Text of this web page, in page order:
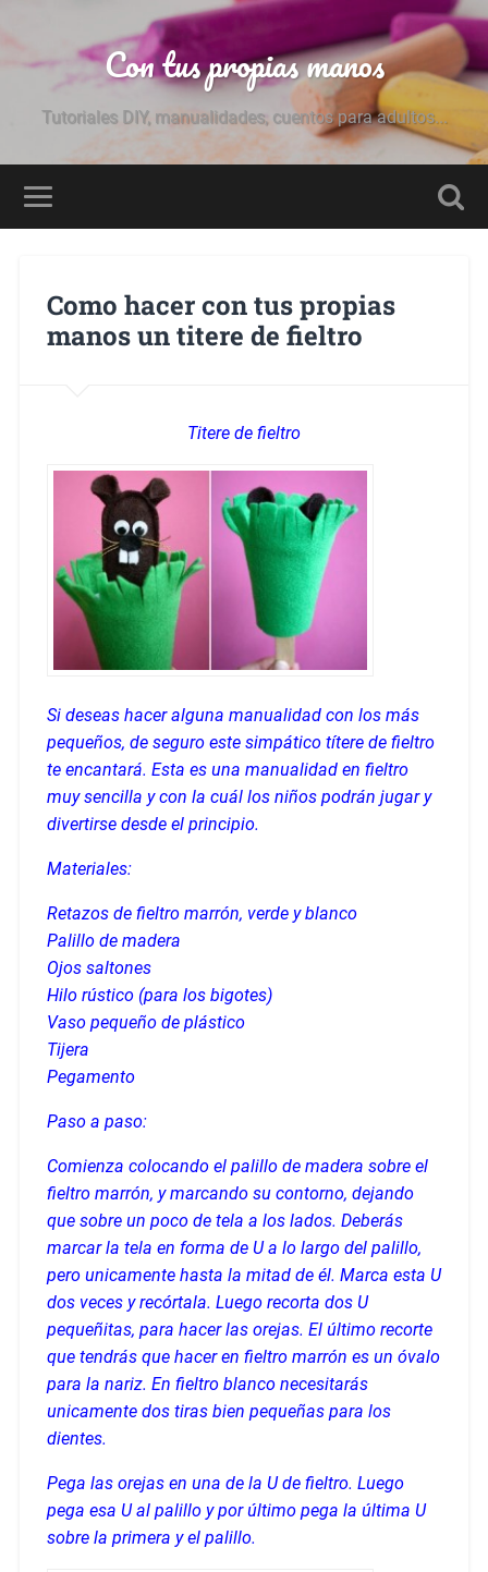
Con tus propias manos
Tutoriales DIY, manualidades, cuentos para adultos...
Como hacer con tus propias
manos un titere de fieltro
Titere de fieltro
Si deseas hacer alguna manualidad con los más
pequeños, de seguro este simpático títere de fieltro
te encantará. Esta es una manualidad en fieltro
muy sencilla y con la cuál los niños podrán jugar y
divertirse desde el principio.
Materiales:
Retazos de fieltro marrón, verde y blanco
Palillo de madera
Ojos saltones
Hilo rústico (para los bigotes)
Vaso pequeño de plástico
Tijera
Pegamento
Paso a paso:
Comienza colocando el palillo de madera sobre el
fieltro marrón, y marcando su contorno, dejando
que sobre un poco de tela a los lados. Deberás
marcar la tela en forma de U a lo largo del palillo,
pero unicamente hasta la mitad de él. Marca esta U
dos veces y recórtala. Luego recorta dos U
pequeñitas, para hacer las orejas. El último recorte
que tendrás que hacer en fieltro marrón es un óvalo
para la nariz. En fieltro blanco necesitarás
unicamente dos tiras bien pequeñas para los
dientes.
Pega las orejas en una de la U de fieltro. Luego
pega esa U al palillo y por último pega la última U
sobre la primera y el palillo.